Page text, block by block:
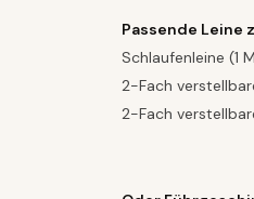
Passende Leine
Schlaufenleine (1
2-Fach
2-Fach